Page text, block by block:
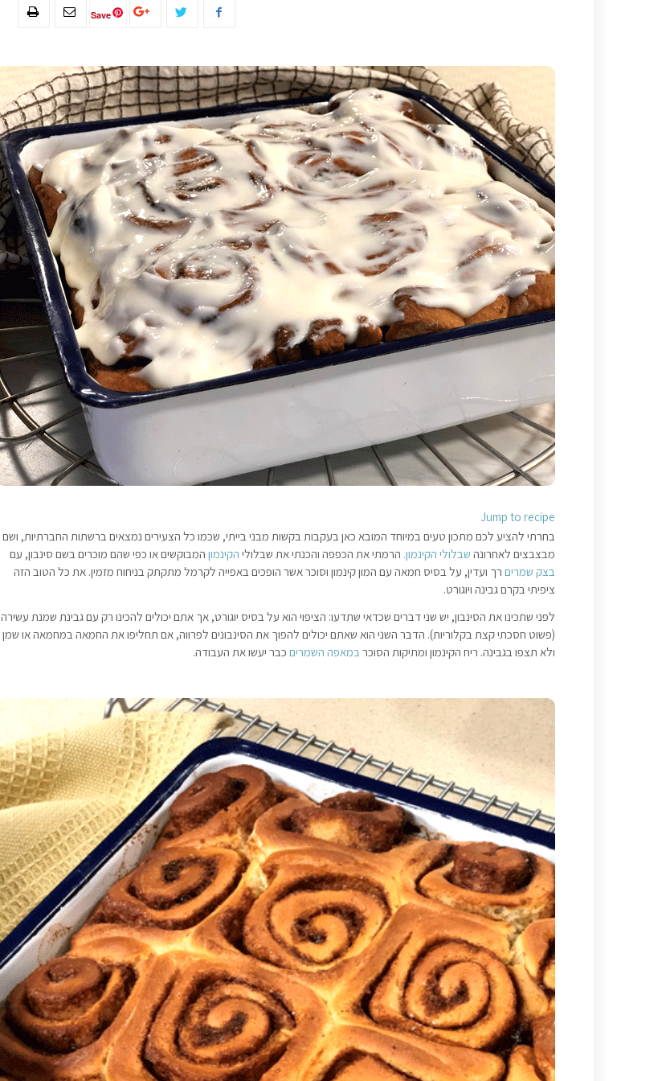
Save
Jump to recipe
בחרתי להציע לכם מתכון טעים במיוחד המובא כאן בעקבות בקשות מבני בייתי, שכמו כל הצעירים נמצאים ברשתות החברתיות, ושם
מבצבצים לאחרונה שבלולי הקינמון. הרמתי את הכפפה והכנתי את שבלולי הקינמון המבוקשים או כפי שהם מוכרים בשם סינבון, עם
בצק שמרים רך ועדין, על בסיס חמאה עם המון קינמון וסוכר אשר הופכים באפייה לקרמל מתקתק בניחוח מזמין. את כל הטוב הזה
ציפיתי בקרם גבינה ויוגורט.
לפני שתכינו את הסינבון, יש שני דברים שכדאי שתדעו: הציפוי הוא על בסיס יוגורט, אך אתם יכולים להכינו רק עם גבינת שמנת עשירה
(פשוט חסכתי קצת בקלוריות). הדבר השני הוא שאתם יכולים להפוך את הסינבונים לפרווה, אם תחליפו את החמאה במחמאה או שמן
ולא תצפו בגבינה. ריח הקינמון ומתיקות הסוכר במאפה השמרים כבר יעשו את העבודה.